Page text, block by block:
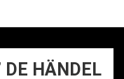
DE HÄNDEL